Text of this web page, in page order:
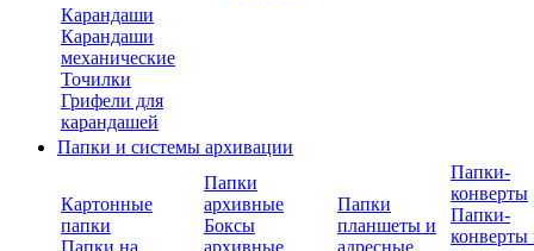
Карандаши
Карандаши
механические
Точилки
Грифели для
карандашей
Папки и системы архивации
Картонные
папки
Папки на
Папки
архивные
Боксы
архивные
Папки
планшеты и
адресные
Папки-
конверты
Папки-
конверты